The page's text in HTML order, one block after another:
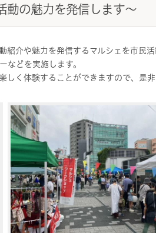
動の魅力を発信します～
介や魅力を発信するマルシェを市民
などを実施します。
しく体験することができますので、是非